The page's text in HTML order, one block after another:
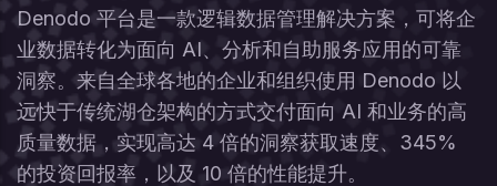
Denodo 平台是一款逻辑数据管理解决方案，可将企
业数据转化为面向 AI、分析和自助服务应用的可靠
洞察。来自全球各地的企业和组织使用 Denodo 以
远快于传统湖仓架构的方式交付面向 AI 和业务的高
质量数据，实现高达 4 倍的洞察获取速度、345%
的投资回报率，以及 10 倍的性能提升。